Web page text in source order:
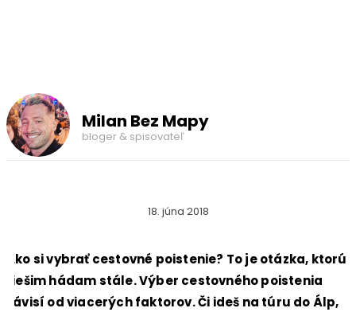
Milan Bez Mapy
bloger & spisovateľ
18. júna 2018
Ako si vybrať cestovné poistenie? To je otázka, ktorú
riešim hádam stále. Výber cestovného poistenia
závisí od viacerých faktorov. Či ideš na túru do Álp,